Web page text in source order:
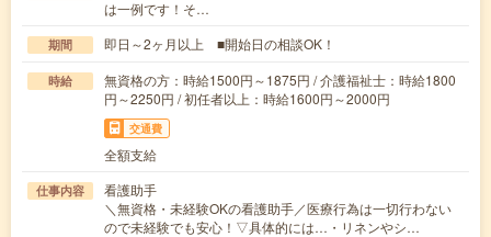
は一例です！そ…
期間 即日～2ヶ月以上 ■開始日の相談OK！
時給
無資格の方：時給1500円～1875円 / 介護福祉士：時給1800
円～2250円 / 初任者以上：時給1600円～2000円
交通費
全額支給
仕事内容
看護助手
＼無資格・未経験OKの看護助手／医療行為は一切行わない
ので未経験でも安心！▽具体的には…・リネンやシ…